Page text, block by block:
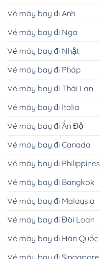
Vé máy bay đi Anh
Vé máy bay đi Nga
Vé máy bay đi Nhật
Vé máy bay đi Pháp
Vé máy bay đi Thái Lan
Vé máy bay đi Italia
Vé máy bay đi Ấn Độ
Vé máy bay đi Canada
Vé máy bay đi Philippines
Vé máy bay đi Bangkok
Vé máy bay đi Malaysia
Vé máy bay đi Đài Loan
Vé máy bay đi Hàn Quốc
Vé máy bay đi Singapore